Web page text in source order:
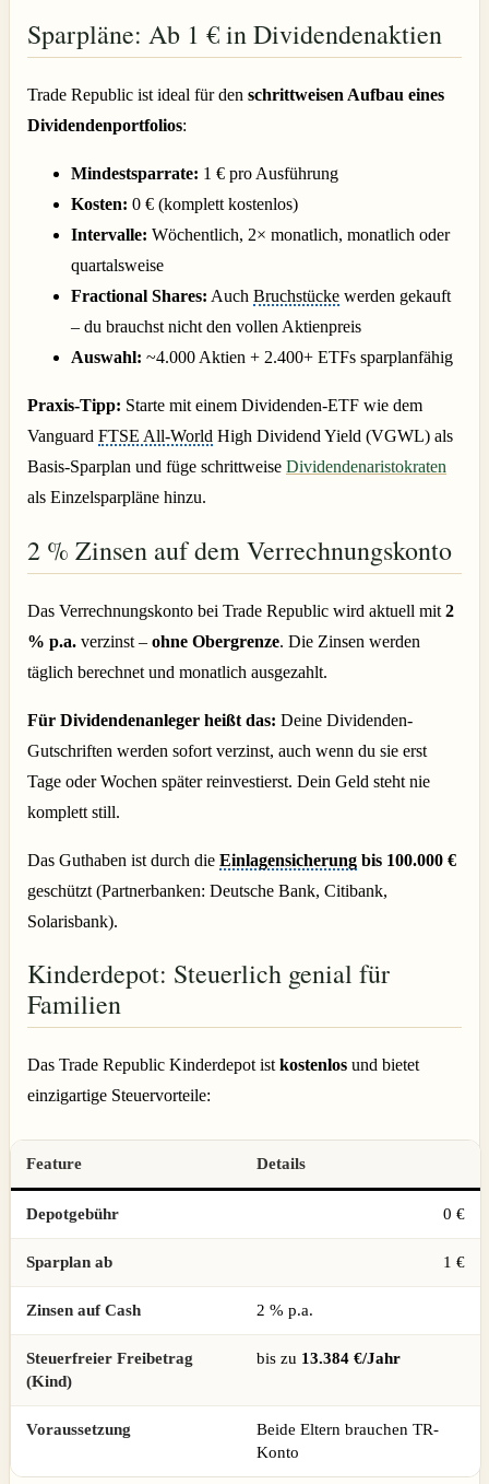
Sparpläne: Ab 1 € in Dividendenaktien
Trade Republic ist ideal für den schrittweisen Aufbau eines
Dividendenportfolios:
Mindestsparrate: 1 € pro Ausführung
Kosten: 0 € (komplett kostenlos)
Intervalle: Wöchentlich, 2× monatlich, monatlich oder
quartalsweise
Fractional Shares: Auch Bruchstücke werden gekauft
– du brauchst nicht den vollen Aktienpreis
Auswahl: ~4.000 Aktien + 2.400+ ETFs sparplanfähig
Praxis-Tipp: Starte mit einem Dividenden-ETF wie dem
Vanguard FTSE All-World High Dividend Yield (VGWL) als
Basis-Sparplan und füge schrittweise Dividendenaristokraten
als Einzelsparpläne hinzu.
2 % Zinsen auf dem Verrechnungskonto
Das Verrechnungskonto bei Trade Republic wird aktuell mit 2
% p.a. verzinst – ohne Obergrenze. Die Zinsen werden
täglich berechnet und monatlich ausgezahlt.
Für Dividendenanleger heißt das: Deine Dividenden-
Gutschriften werden sofort verzinst, auch wenn du sie erst
Tage oder Wochen später reinvestierst. Dein Geld steht nie
komplett still.
Das Guthaben ist durch die Einlagensicherung bis 100.000 €
geschützt (Partnerbanken: Deutsche Bank, Citibank,
Solarisbank).
Kinderdepot: Steuerlich genial für
Familien
Das Trade Republic Kinderdepot ist kostenlos und bietet
einzigartige Steuervorteile:
Feature Details
Depotgebühr 0 €
Sparplan ab 1 €
Zinsen auf Cash 2 % p.a.
Steuerfreier Freibetrag
(Kind)
bis zu 13.384 €/Jahr
Voraussetzung
Beide Eltern brauchen TR-
Konto